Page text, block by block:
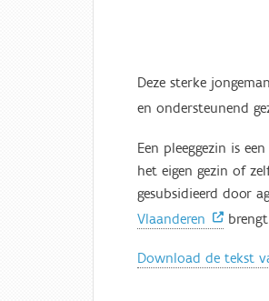
Deze sterke
en ondersteunend
Een pleeggezin is
het eigen gezin of
gesubsidieerd door
Vlaanderen
Download de tekst